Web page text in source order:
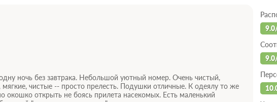
ночь без завтрака. Небольшой уютный номер. Очень чистый,
чистые -- просто прелесть. Подушки отличные. К одеялу то же
окошко открыть не боясь прилета насекомых. Есть маленький